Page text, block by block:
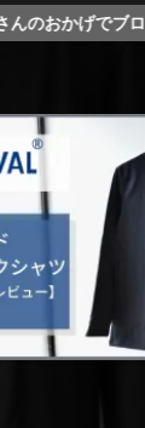
持できていま